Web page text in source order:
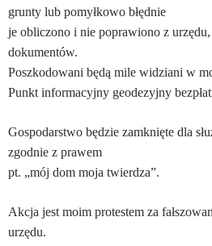
grunty lub pomyłkowo błędnie
je obliczono i nie poprawiono z
dokumentów.
Poszkodowani będą mile widziani w
Punkt informacyjny geodezyjny
Gospodarstwo będzie zamknięte dla
zgodnie z prawem
pt. „mój dom moja twierdza”.
Akcja jest moim protestem za
urzędu.